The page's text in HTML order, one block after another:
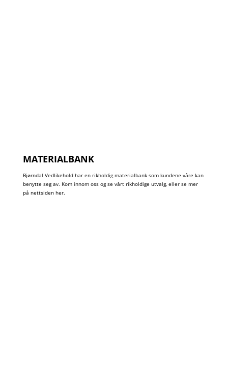
MATERIALBANK
Bjørndal Vedlikehold har en rikholdig materialbank som kundene våre kan
benytte seg av. Kom innom oss og se vårt rikholdige utvalg, eller se mer
på nettsiden her.